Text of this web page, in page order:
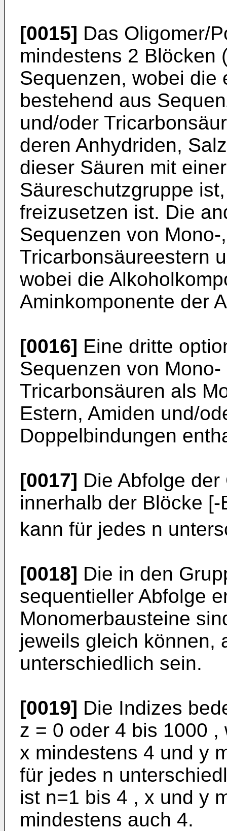
[0015] Das Oligomer/
mindestens 2 Blöcken
Sequenzen, wobei die
bestehend aus
und/oder
deren Anhydriden,
dieser Säuren mit
Säureschutzgruppe
freizusetzen ist. Die
Sequenzen von
Tricarbonsäureestern
wobei die
Aminkomponente der
[0016] Eine dritte
Sequenzen von
Tricarbonsäuren als
Estern, Amiden und/
Doppelbindungen
[0017] Die Abfolge
innerhalb der Blöcke [-
kann für jedes n
[0018] Die in den
sequentieller Abfolge
Monomerbausteine
jeweils gleich können,
unterschiedlich sein.
[0019] Die Indizes
z = 0 oder 4 bis 1000
x mindestens 4 und y
für jedes n
ist n=1 bis 4 , x und y
mindestens auch 4.